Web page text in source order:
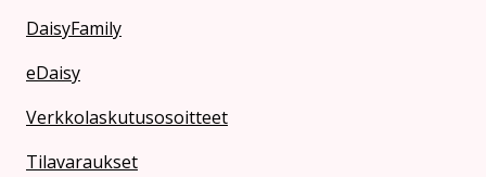
DaisyFamily
eDaisy
Verkkolaskutusosoitteet
Tilavaraukset